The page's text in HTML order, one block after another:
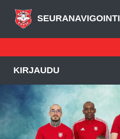
SEURANAVIGOINTI
KIRJAUDU